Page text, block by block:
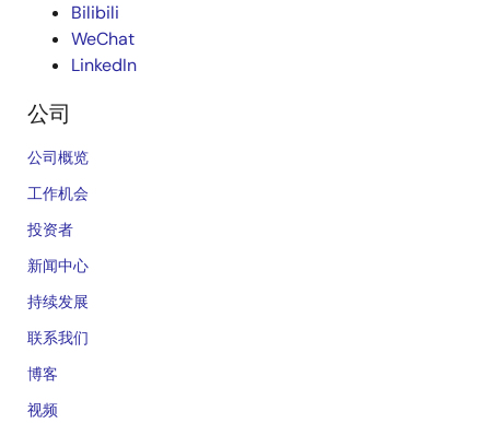
Bilibili
WeChat
LinkedIn
公司
公司概览
工作机会
投资者
新闻中心
持续发展
联系我们
博客
视频